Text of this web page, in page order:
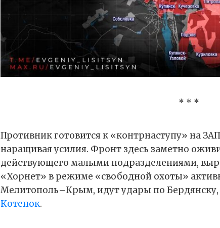
* * *
Противник готовится к «контрнаступу» на
наращивая усилия. Фронт здесь заметно
действующего малыми подразделениями,
«Хорнет» в режиме «свободной охоты»
Мелитополь–Крым, идут удары по
Котенок.